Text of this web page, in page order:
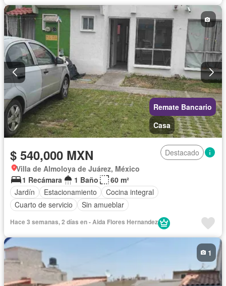
Remate Bancario
Casa
$ 540,000 MXN
Destacado
Villa de Almoloya de Juárez, México
1 Recámara
1 Baño
60 m²
Jardín
Estacionamiento
Cocina integral
Cuarto de servicio
Sin amueblar
Hace 3 semanas, 2 días en - Aida Flores Hernandez
1